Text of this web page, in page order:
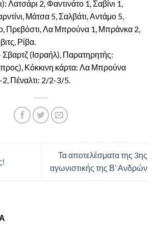
2, Φαντινάτο 1, Σαβίνι 1,
Μάτσα 5, Σαλβάτι, Αντάμο 5,
Πρεβόστι, Λα Μπρούνα 1, Μπράνκα 2,
Ρίβα.
Σβαρτζ (Ισραήλ), Παρατηρητής:
Κόκκινη κάρτα: Λα Μπρούνα
Πέναλτι: 2/2-3/5.
Τα αποτελέσματα της 3ης
αγωνιστικής της Β’ Ανδρών